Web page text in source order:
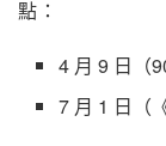
點：
4 月 9 日（
7 月 1 日（